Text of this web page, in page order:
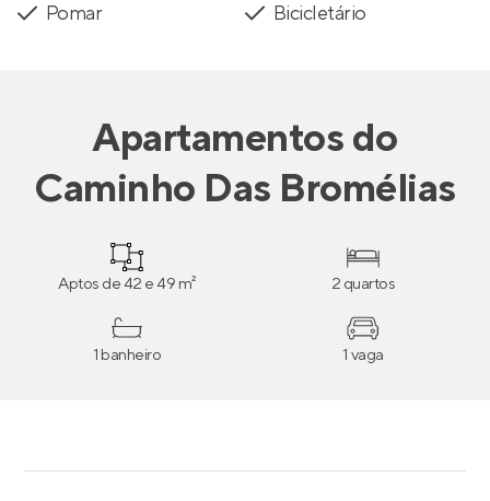
Pomar
Bicicletário
Apartamentosdo
Caminho Das Bromélias
Aptos de 42 e 49 m² 2 quartos
1 banheiro 1 vaga